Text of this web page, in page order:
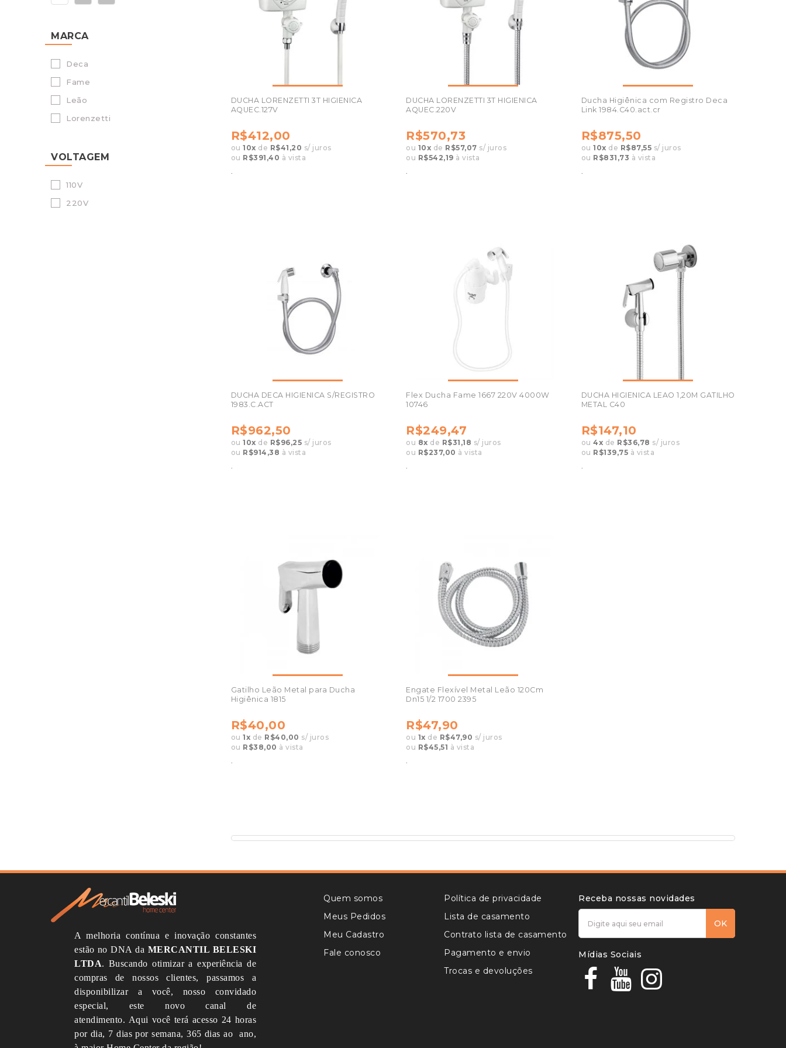
MARCA
Deca
Fame
Leão
Lorenzetti
VOLTAGEM
110V
220V
DUCHA LORENZETTI 3T HIGIENICA
AQUEC.127V
R$412,00
ou 10x de R$41,20 s/ juros
ou R$391,40 à vista
DUCHA LORENZETTI 3T HIGIENICA
AQUEC.220V
R$570,73
ou 10x de R$57,07 s/ juros
ou R$542,19 à vista
Ducha Higiênica com Registro Deca
Link 1984.C40.act.cr
R$875,50
ou 10x de R$87,55 s/ juros
ou R$831,73 à vista
DUCHA DECA HIGIENICA S/REGISTRO
1983.C.ACT
R$962,50
ou 10x de R$96,25 s/ juros
ou R$914,38 à vista
Flex Ducha Fame 1667 220V 4000W
10746
R$249,47
ou 8x de R$31,18 s/ juros
ou R$237,00 à vista
DUCHA HIGIENICA LEAO 1,20M GATILHO
METAL C40
R$147,10
ou 4x de R$36,78 s/ juros
ou R$139,75 à vista
Gatilho Leão Metal para Ducha
Higiênica 1815
R$40,00
ou 1x de R$40,00 s/ juros
ou R$38,00 à vista
.
Engate Flexível Metal Leão 120Cm
Dn15 1/2 1700 2395
R$47,90
ou 1x de R$47,90 s/ juros
ou R$45,51 à vista
.
A melhoria contínua e inovação constantes
estão no DNA da MERCANTIL BELESKI
LTDA. Buscando otimizar a experiência de
compras de nossos clientes, passamos a
disponibilizar a você, nosso convidado
especial, este novo canal de
atendimento. Aqui você terá acesso 24 horas
por dia, 7 dias por semana, 365 dias ao ano,
Quem somos
Meus Pedidos
Meu Cadastro
Fale conosco
Política de privacidade
Lista de casamento
Contrato lista de casamento
Pagamento e envio
Trocas e devoluções
Receba nossas novidades
OK
Mídias Sociais